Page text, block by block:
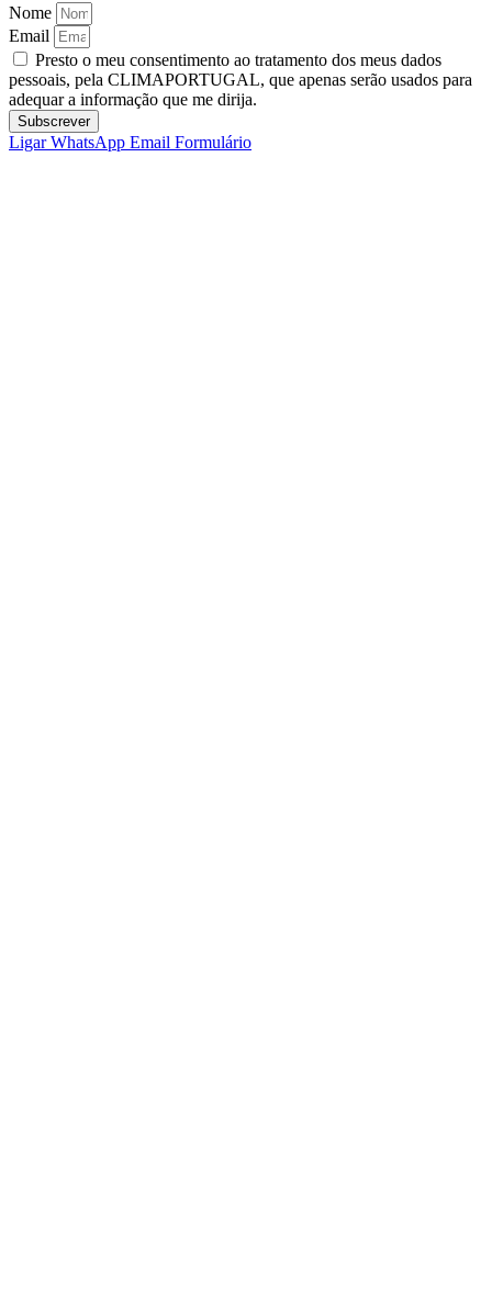
Nome
Email
Presto o meu consentimento ao tratamento dos meus dados
pessoais, pela CLIMAPORTUGAL, que apenas serão usados para
adequar a informação que me dirija.
Subscrever
Ligar WhatsApp Email Formulário